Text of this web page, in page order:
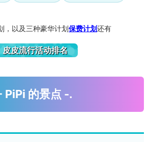
，以及三种豪华计划保费计划还有
皮皮流行活动排名
PiPi 的景点 -.